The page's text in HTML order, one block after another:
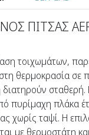
ΠΙΤΣΑΣ
τοιχωμάτων,
θερμοκρασία σε
διατηρούν σταθερή.
πυρίμαχη πλάκα
χωρίς ταψί. Η
με θερμοστάτη